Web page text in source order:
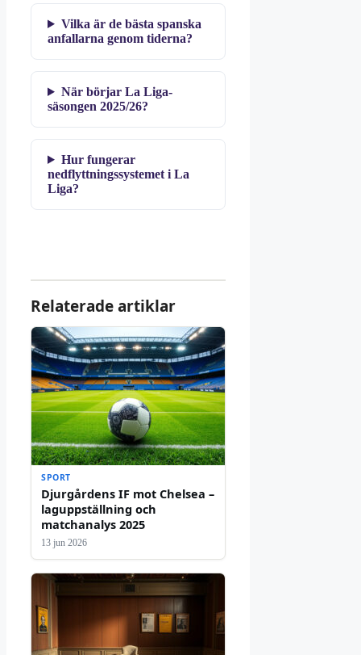
Vilka är de bästa spanska
anfallarna genom tiderna?
När börjar La Liga-
säsongen 2025/26?
Hur fungerar
nedflyttningssystemet i La
Liga?
Relaterade artiklar
SPORT
Djurgårdens IF mot Chelsea –
laguppställning och
matchanalys 2025
13 jun 2026